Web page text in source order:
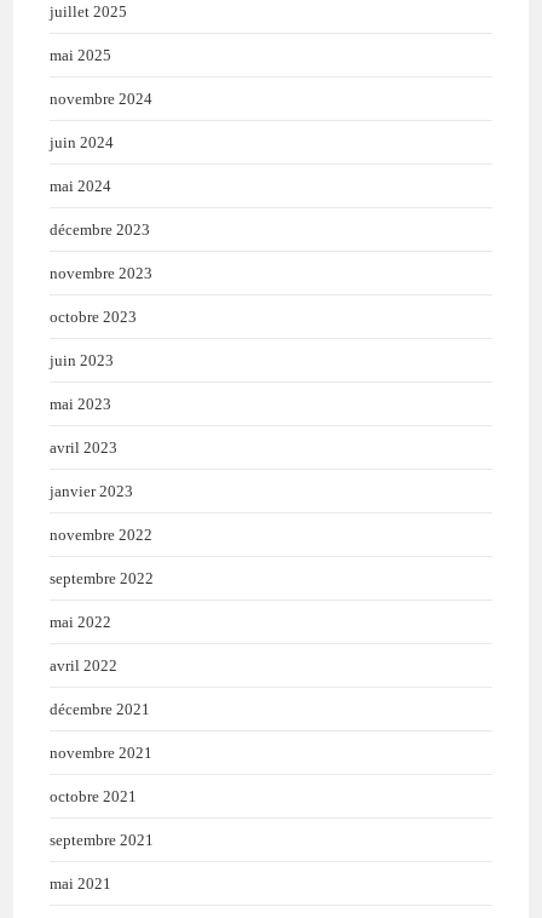
juillet 2025
mai 2025
novembre 2024
juin 2024
mai 2024
décembre 2023
novembre 2023
octobre 2023
juin 2023
mai 2023
avril 2023
janvier 2023
novembre 2022
septembre 2022
mai 2022
avril 2022
décembre 2021
novembre 2021
octobre 2021
septembre 2021
mai 2021